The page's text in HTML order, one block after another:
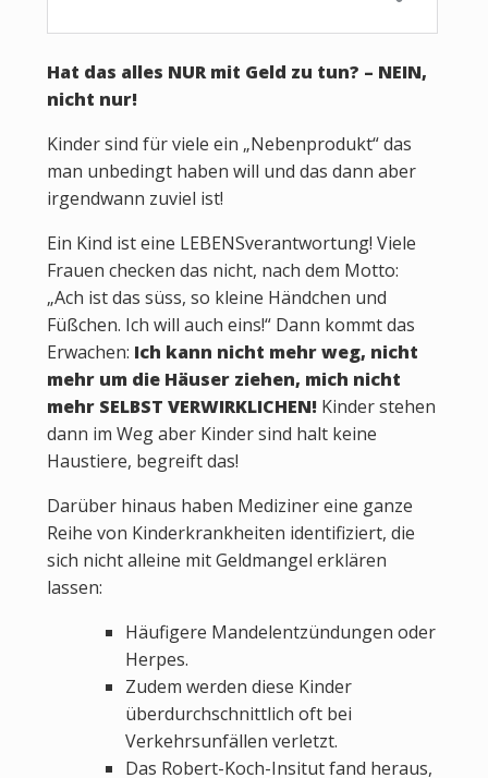
Hat das alles NUR mit Geld zu tun? – NEIN,
nicht nur!
Kinder sind für viele ein „Nebenprodukt“ das
man unbedingt haben will und das dann aber
irgendwann zuviel ist!
Ein Kind ist eine LEBENSverantwortung! Viele
Frauen checken das nicht, nach dem Motto:
„Ach ist das süss, so kleine Händchen und
Füßchen. Ich will auch eins!“ Dann kommt das
Erwachen: Ich kann nicht mehr weg, nicht
mehr um die Häuser ziehen, mich nicht
mehr SELBST VERWIRKLICHEN! Kinder stehen
dann im Weg aber Kinder sind halt keine
Haustiere, begreift das!
Darüber hinaus haben Mediziner eine ganze
Reihe von Kinderkrankheiten identifiziert, die
sich nicht alleine mit Geldmangel erklären
lassen:
Häufigere Mandelentzündungen oder
Herpes.
Zudem werden diese Kinder
überdurchschnittlich oft bei
Verkehrsunfällen verletzt.
Das Robert-Koch-Insitut fand heraus,